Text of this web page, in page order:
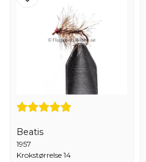
Beatis
1957
Krokstørrelse 14